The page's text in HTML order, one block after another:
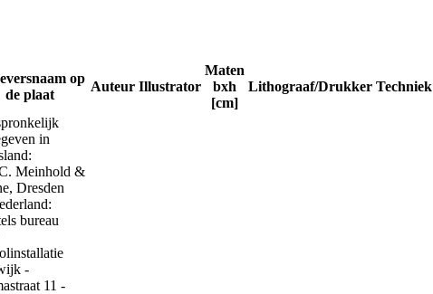
op
de plaat
Auteur Illustrator
Maten
bxh
[cm]
Lithograaf/Drukker Techniek
in
Meinhold &
Dresden
bureau
-
11 -